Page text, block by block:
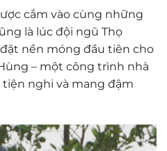
cắm vào cùng những
là lúc đội ngũ Thọ
nền móng đầu tiên cho
– một công trình nhà
tiện nghi và mang đậm